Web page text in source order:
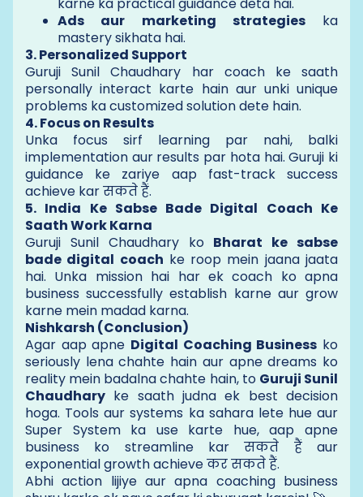
Ads aur marketing strategieska
mastery sikhata hai.
3. Personalized Support
Guruji Sunil Chaudhary har coach ke saath
personally interact karte hain aur unki unique
problems ka customized solution dete hain.
4. Focus on Results
Unka focus sirf learning par nahi, balki
implementation aur results par hota hai. Guruji ki
guidance ke zariye aap fast-track success
achieve kar सकते हैं.
5. India Ke Sabse Bade Digital Coach Ke
Saath Work Karna
Guruji Sunil Chaudhary ko Bharat ke sabse
bade digital coach ke roop mein jaana jaata
hai. Unka mission hai har ek coach ko apna
business successfully establish karne aur grow
karne mein madad karna.
Nishkarsh (Conclusion)
Agar aap apne Digital Coaching Business ko
seriously lena chahte hain aur apne dreams ko
reality mein badalna chahte hain, to Guruji Sunil
Chaudhary ke saath judna ek best decision
hoga. Tools aur systems ka sahara lete hue aur
Super System ka use karte hue, aap apne
business ko streamline kar सकते हैं aur
exponential growth achieve कर सकते हैं.
Abhi action lijiye aur apna coaching business